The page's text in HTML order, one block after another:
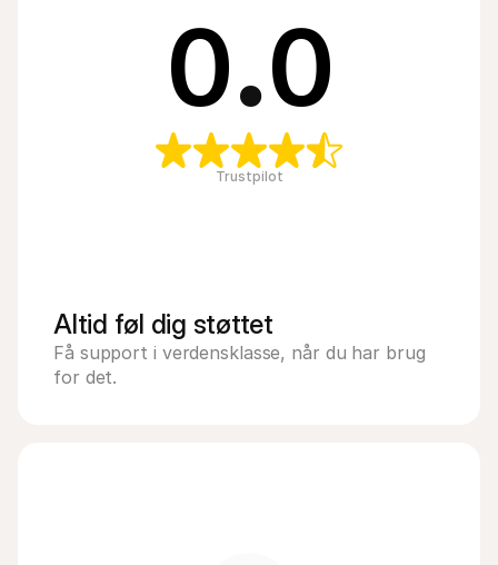
0.0
Trustpilot
Altid føl dig støttet
Få support i verdensklasse, når du har brug
for det.